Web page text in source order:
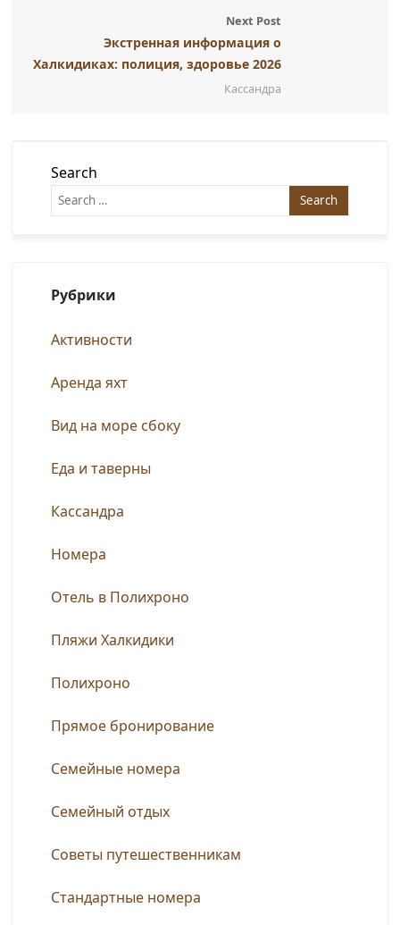
Next Post
Экстренная информация о
Халкидиках: полиция, здоровье 2026
Кассандра
Search
Рубрики
Активности
Аренда яхт
Вид на море сбоку
Еда и таверны
Кассандра
Номера
Отель в Полихроно
Пляжи Халкидики
Полихроно
Прямое бронирование
Семейные номера
Семейный отдых
Советы путешественникам
Стандартные номера